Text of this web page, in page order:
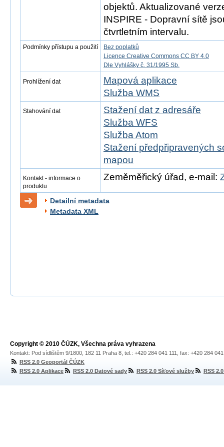
objektů. Aktualizované
INSPIRE - Dopravní sítě
čtvrtletním intervalu.
Podmínky přístupu a použití
Bez poplatků
Licence Creative Commons CC BY 4.0
Dle Vyhlášky č. 31/1995 Sb.
Prohlížení dat
Mapová aplikace
Služba WMS
Stahování dat
Stažení dat z adresáře
Služba WFS
Služba Atom
Stažení předpřipravených
mapou
Kontakt - informace o
produktu
Zeměměřický úřad, e-mail:
Detailní metadata
Metadata XML
Copyright © 2010 ČÚZK, Všechna práva vyhrazena
Kontakt: Pod sídlištěm 9/1800, 182 11 Praha 8, tel.: +420 284 041 111, fax: +420 284
RSS 2.0 Geoportál ČÚZK
RSS 2.0 Aplikace
RSS 2.0 Datové sady RSS 2.0 Síťové služby RSS